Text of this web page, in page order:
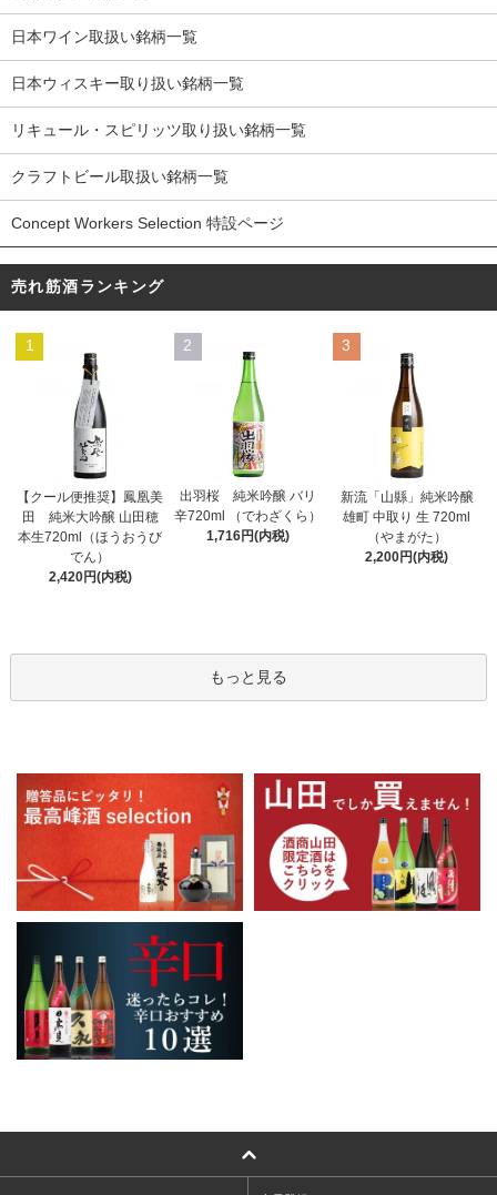
日本ワイン取扱い銘柄一覧
日本ウィスキー取り扱い銘柄一覧
リキュール・スピリッツ取り扱い銘柄一覧
クラフトビール取扱い銘柄一覧
Concept Workers Selection 特設ページ
売れ筋酒ランキング
1
【クール便推奨】鳳凰美
田 純米大吟醸 山田穂
本生720ml（ほうおうび
でん）
2,420円(内税)
2
出羽桜 純米吟醸 バリ
辛720ml （でわざくら）
1,716円(内税)
3
新流「山縣」純米吟醸
雄町 中取り 生 720ml
（やまがた）
2,200円(内税)
もっと見る